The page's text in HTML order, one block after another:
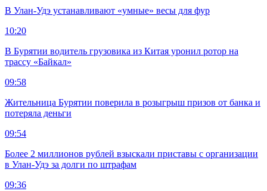
В Улан-Удэ устанавливают «умные» весы для фур
10:20
В Бурятии водитель грузовика из Китая уронил ротор на
трассу «Байкал»
09:58
Жительница Бурятии поверила в розыгрыш призов от банка и
потеряла деньги
09:54
Более 2 миллионов рублей взыскали приставы с организации
в Улан-Удэ за долги по штрафам
09:36